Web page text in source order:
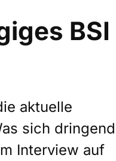
BSI
aktuelle
sich dringend
Interview auf